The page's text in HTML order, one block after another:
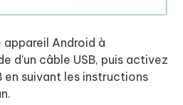
Android à
d'un câble USB, puis activez
en suivant les instructions